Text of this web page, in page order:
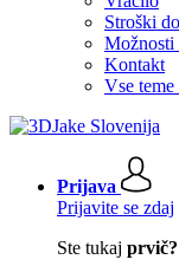
Stroški
Možnosti
Kontakt
Vse
Prijava
Prijavite se zdaj
Ste tukaj prvič?